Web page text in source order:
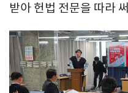
받아 헌법 전문을 따라